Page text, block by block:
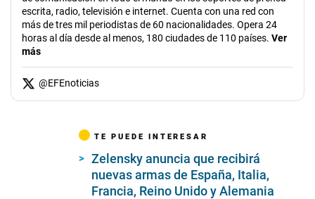
escrita, radio, televisión e internet. Cuenta con una red con
más de tres mil periodistas de 60 nacionalidades. Opera 24
horas al día desde al menos, 180 ciudades de 110 países. Ver
más
@EFEnoticias
TE PUEDE INTERESAR
Zelensky anuncia que recibirá
nuevas armas de España, Italia,
Francia, Reino Unido y Alemania